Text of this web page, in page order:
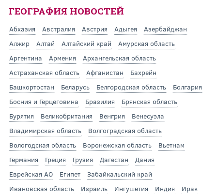
ГЕОГРАФИЯ НОВОСТЕЙ
Абхазия Австралия Австрия Адыгея
Азербайджан
Алжир
Алтай Алтайский край
Амурская область
Аргентина
Армения
Архангельская область
Астраханская область
Афганистан
Бахрейн
Башкортостан
Беларусь Белгородская область
Болгария
Босния и Герцеговина
Бразилия
Брянская область
Бурятия
Великобритания Венгрия
Венесуэла
Владимирская область
Волгоградская область
Вологодская область
Воронежская область
Вьетнам
Германия
Греция Грузия Дагестан
Дания
Еврейская АО
Египет
Забайкальский край
Ивановская область
Израиль Ингушетия Индия
Ирак